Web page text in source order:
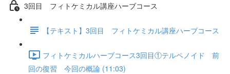
3回目 フィトケミカル講座ハーブコース
【テキスト】3回目 フィトケミカル講座ハーブコース
フィトケミカルハーブコース3回目①テルペノイド 前
回の復習 今回の概論 (11:03)